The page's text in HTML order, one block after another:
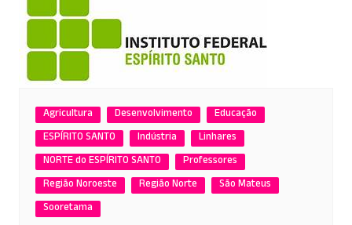
Agricultura Desenvolvimento
Educação
ESPÍRITO SANTO
Indústria
Linhares
NORTE do ESPÍRITO SANTO
Professores
Região Noroeste
Região Norte
São Mateus
Sooretama